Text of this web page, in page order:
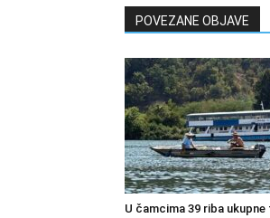
POVEZANE OBJAVE
U čamcima 39 riba ukupne